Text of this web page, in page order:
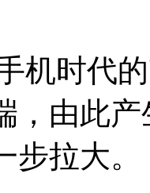
机时代
，由此
拉大。